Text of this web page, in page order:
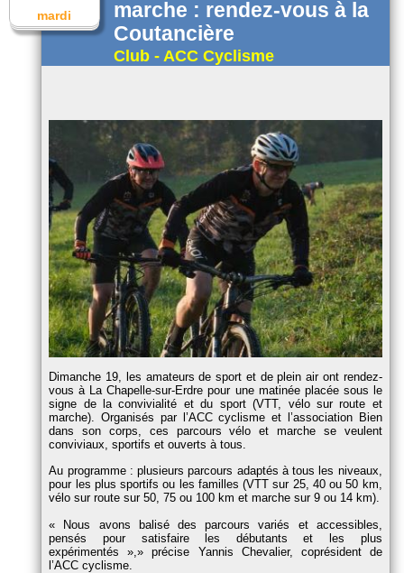
mardi
marche : rendez-vous à la
Coutancière
Club - ACC Cyclisme
Dimanche 19, les amateurs de sport et de plein air ont rendez-
vous à La Chapelle-sur-Erdre pour une matinée placée sous le
signe de la convivialité et du sport (VTT, vélo sur route et
marche). Organisés par l’ACC cyclisme et l’association Bien
dans son corps, ces parcours vélo et marche se veulent
conviviaux, sportifs et ouverts à tous.
Au programme : plusieurs parcours adaptés à tous les niveaux,
pour les plus sportifs ou les familles (VTT sur 25, 40 ou 50 km,
vélo sur route sur 50, 75 ou 100 km et marche sur 9 ou 14 km).
Nous avons balisé des parcours variés et accessibles,
pensés pour satisfaire les débutants et les plus
expérimentés »,
précise Yannis Chevalier, coprésident de
l’ACC cyclisme.